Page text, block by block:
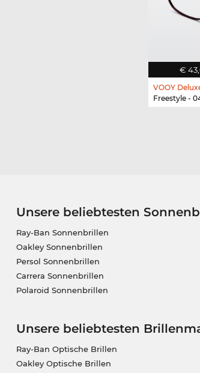
€
VOOY
Freestyle -
Unsere beliebtesten
Ray-Ban Sonnenbrillen
Oakley Sonnenbrillen
Persol Sonnenbrillen
Carrera Sonnenbrillen
Polaroid Sonnenbrillen
Unsere beliebtesten
Ray-Ban Optische Brillen
Oakley Optische Brillen